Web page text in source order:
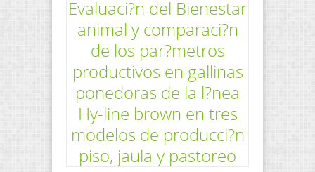
Evaluaci?n del Bienestar
animal y comparaci?n
de los par?metros
productivos en gallinas
ponedoras de la l?nea
Hy-line brown en tres
modelos de producci?n
piso, jaula y pastoreo